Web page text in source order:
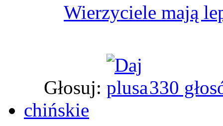
Wierzyciele mają
Głosuj:
330
chińskie